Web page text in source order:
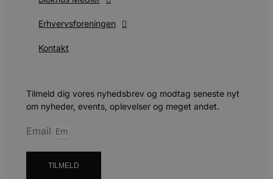
Erhvervsforeningen
Kontakt
Tilmeld dig vores nyhedsbrev og modtag seneste nyt
om nyheder, events, oplevelser og meget andet.
Email
TILMELD